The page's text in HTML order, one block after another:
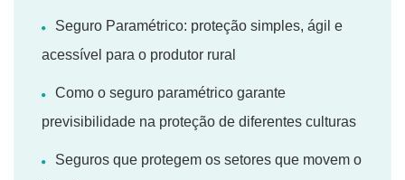
Seguro Paramétrico: proteção simples, ágil e
acessível para o produtor rural
Como o seguro paramétrico garante
previsibilidade na proteção de diferentes culturas
Seguros que protegem os setores que movem o